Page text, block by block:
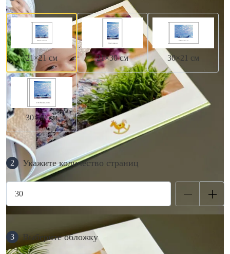
21×21 см 21×30 см 30×21 см
30×30 см
2 Укажите количество страниц
3 Выберите обложку